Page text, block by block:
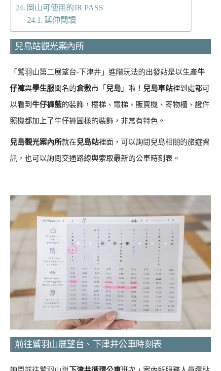
岡山可使用的JR PASS
延伸閱讀
兒島站觀光案內所
「鷲羽山第二展望台-下津井」進階玩法的出發站是以生產牛
仔褲與學生服聞名的倉敷市「 兒島 」啦！ 兒島車站裡到處都可
以看到 牛仔褲藍的裝飾，樓梯、電梯、販賣機、寄物櫃、證件
照機都加上了牛仔褲圖樣的裝飾，非常有特色。
兒島觀光案內所就在兒島站裡面，可以詢問兒島相關的旅遊資
訊，也可以詢問交通路線與索取最新的公車時刻表。
前往鷲羽山展望台、下津井公車時刻表